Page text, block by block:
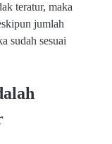
teratur, maka
jumlah
sudah sesuai